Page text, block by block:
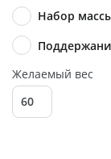
Набор
Желаемый вес